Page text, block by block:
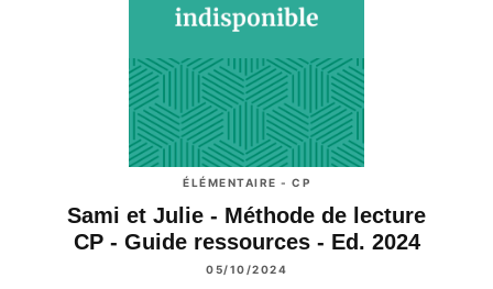
ÉLÉMENTAIRE - CP
Sami et Julie - Méthode de lecture
CP - Guide ressources - Ed. 2024
05/10/2024